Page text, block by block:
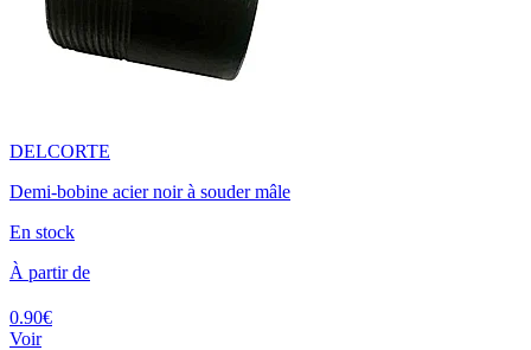
DELCORTE
Demi-bobine acier noir à souder mâle
En stock
À partir de
0.90€
Voir